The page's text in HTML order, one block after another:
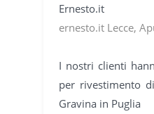
Ernesto.it
ernesto.it Lecce,
I nostri clienti
per rivestimento
Gravina in Puglia